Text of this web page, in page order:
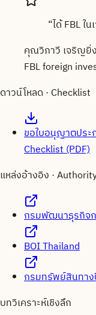
“ได้ FBL ใ
คุณวิภาวี เจริญยิ่ง
FBL foreign
ดาวน์โหลด · Checklist
ขอใบอนุญาตประ
Checklist (PDF)
แหล่งอ้างอิง ·
กรมพัฒนาธุรกิจก
BOI Thailand
กรมทรัพย์สินทา
บทวิเคราะห์เชิงลึก